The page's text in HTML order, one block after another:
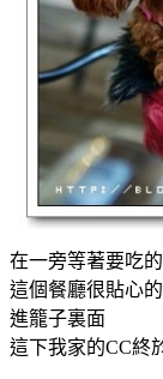
在一旁等著要吃
這個餐廳很貼心
進籠子裏面
這下我家的CC終